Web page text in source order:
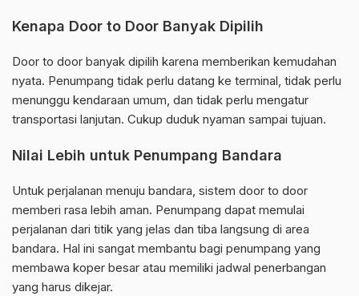
Kenapa Door to Door Banyak Dipilih
Door to door banyak dipilih karena memberikan kemudahan
nyata. Penumpang tidak perlu datang ke terminal, tidak perlu
menunggu kendaraan umum, dan tidak perlu mengatur
transportasi lanjutan. Cukup duduk nyaman sampai tujuan.
Nilai Lebih untuk Penumpang Bandara
Untuk perjalanan menuju bandara, sistem door to door
memberi rasa lebih aman. Penumpang dapat memulai
perjalanan dari titik yang jelas dan tiba langsung di area
bandara. Hal ini sangat membantu bagi penumpang yang
membawa koper besar atau memiliki jadwal penerbangan
yang harus dikejar.